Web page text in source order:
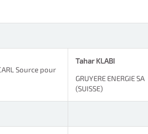
Source pour
Tahar KLABI
GRUYERE ENERGIE SA
(SUISSE)